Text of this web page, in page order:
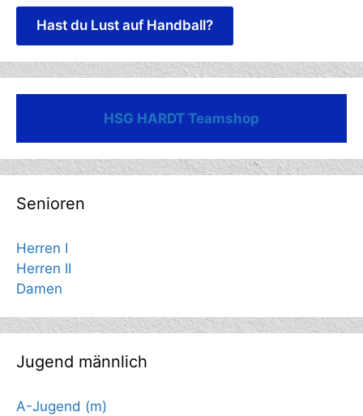
Hast du Lust auf Handball?
HSG HARDT Teamshop
Senioren
Herren I
Herren II
Damen
Jugend männlich
A-Jugend (m)